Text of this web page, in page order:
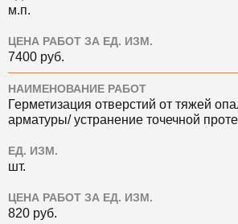
м.п.
ЦЕНА РАБОТ ЗА ЕД. ИЗМ.
7400 руб.
НАИМЕНОВАНИЕ РАБОТ
Герметизация отверстий от тяжей
арматуры/ устранение точечной
ЕД. ИЗМ.
шт.
ЦЕНА РАБОТ ЗА ЕД. ИЗМ.
820 руб.